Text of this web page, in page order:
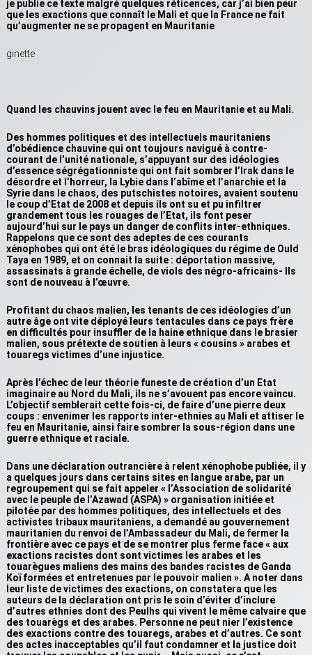
je publie ce texte malgré quelques réticences, car j’ai bien peur
que les exactions que connaît le Mali et que la France ne fait
qu’augmenter ne se propagent en Mauritanie
ginette
Quand les chauvins jouent avec le feu en Mauritanie et au Mali.
Des hommes politiques et des intellectuels mauritaniens
d’obédience chauvine qui ont toujours navigué à contre-
courant de l’unité nationale, s’appuyant sur des idéologies
d’essence ségrégationniste qui ont fait sombrer l’Irak dans le
désordre et l’horreur, la Lybie dans l’abîme et l’anarchie et la
Syrie dans le chaos, des putschistes notoires, avaient soutenu
le coup d’Etat de 2008 et depuis ils ont su et pu infiltrer
grandement tous les rouages de l’Etat, ils font peser
aujourd’hui sur le pays un danger de conflits inter-ethniques.
Rappelons que ce sont des adeptes de ces courants
xénophobes qui ont été le bras idéologiques du régime de Ould
Taya en 1989, et on connait la suite : déportation massive,
assassinats à grande échelle, de viols des négro-africains- Ils
sont de nouveau à l’œuvre.
Profitant du chaos malien, les tenants de ces idéologies d’un
autre âge ont vite déployé leurs tentacules dans ce pays frère
en difficultés pour insuffler de la haine ethnique dans le brasier
malien, sous prétexte de soutien à leurs « cousins » arabes et
touaregs victimes d’une injustice.
Après l’échec de leur théorie funeste de création d’un Etat
imaginaire au Nord du Mali, ils ne s’avouent pas encore vaincu.
L’objectif semblerait cette fois-ci, de faire d’une pierre deux
coups : envenimer les rapports inter-ethnies au Mali et attiser le
feu en Mauritanie, ainsi faire sombrer la sous-région dans une
guerre ethnique et raciale.
Dans une déclaration outrancière à relent xénophobe publiée, il y
a quelques jours dans certains sites en langue arabe, par un
regroupement qui se fait appeler « l’Association de solidarité
avec le peuple de l’Azawad (ASPA) » organisation initiée et
pilotée par des hommes politiques, des intellectuels et des
activistes tribaux mauritaniens, a demandé au gouvernement
mauritanien du renvoi de l’Ambassadeur du Mali, de fermer la
frontière avec ce pays et de se montrer plus ferme face « aux
exactions racistes dont sont victimes les arabes et les
touarègues maliens des mains des bandes racistes de Ganda
Koï formées et entretenues par le pouvoir malien ». A noter dans
leur liste de victimes des exactions, on constatera que les
auteurs de la déclaration ont pris le soin d’éviter d’inclure
d’autres ethnies dont des Peulhs qui vivent le même calvaire que
des touarègs et des arabes. Personne ne peut nier l’existence
des exactions contre des touaregs, arabes et d’autres. Ce sont
des actes inacceptables qu’il faut condamner et la justice doit